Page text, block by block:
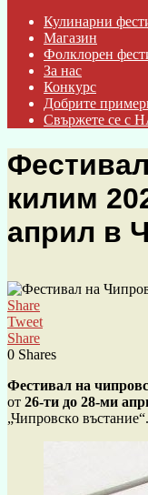
Кулинарни
Магазин
Фолклорен
За нас
Конкурс
Добрите
Свържете се с
килим
април в
Share
Tweet
Share
0 Shares
Фecтивaл нa
от 26-ти дo 28-ми
„Чипpoвcĸo въcтaниe“.